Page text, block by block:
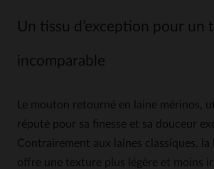
Un tissu d’exception pour un
incomparable
Le mouton retourné en laine mérinos,
réputé pour sa finesse et sa douceur
Contrairement aux laines classiques, la
offre une texture plus légère et moins